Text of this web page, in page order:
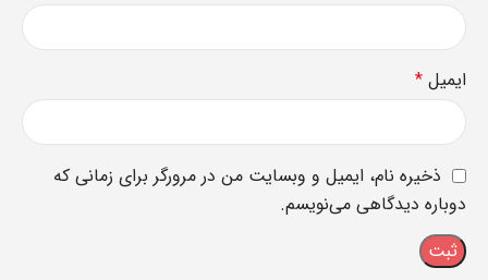
ایمیل *
ذخیره نام، ایمیل و وبسایت من در مرورگر برای زمانی که
دوباره دیدگاهی می‌نویسم.